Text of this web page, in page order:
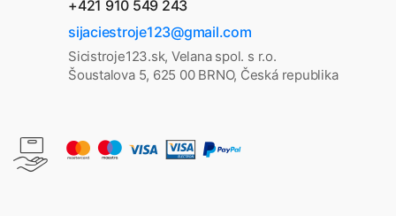
+421 910 549 243
sijaciestroje123@gmail.com
Sicistroje123.sk, Velana spol. s r.o.
Šoustalova 5, 625 00 BRNO, Česká republika